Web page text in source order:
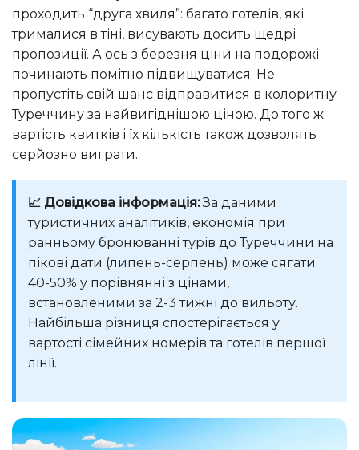
проходить “друга хвиля”: багато готелів, які
трималися в тіні, висувають досить щедрі
пропозиції. А ось з березня ціни на подорожі
починають помітно підвищуватися. Не
пропустіть свій шанс відправитися в колоритну
Туреччину за найвигіднішою ціною. До того ж
вартість квитків і їх кількість також дозволять
серйозно виграти.
📈 Довідкова інформація:За даними
туристичних аналітиків, економія при
ранньому бронюванні турів до Туреччини на
пікові дати (липень-серпень) може сягати
40-50% у порівнянні з цінами,
встановленими за 2-3 тижні до вильоту.
Найбільша різниця спостерігається у
вартості сімейних номерів та готелів першої
лінії.